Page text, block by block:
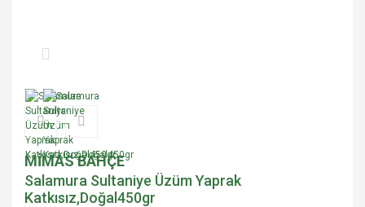
MİMAS BAHÇE
Salamura Sultaniye Üzüm Yaprak
Katkısız,Doğal450gr